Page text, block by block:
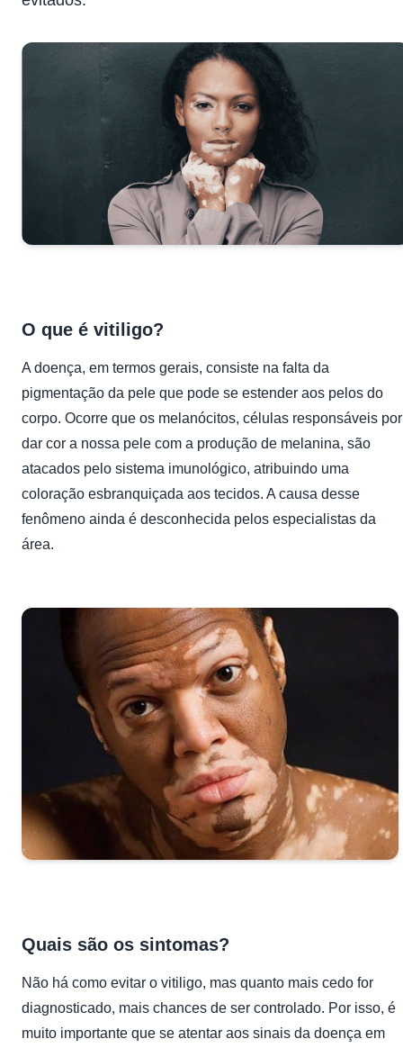
O que é vitiligo?
A doença, em termos gerais, consiste na falta da
pigmentação da pele que pode se estender aos pelos do
corpo. Ocorre que os melanócitos, células responsáveis por
dar cor a nossa pele com a produção de melanina, são
atacados pelo sistema imunológico, atribuindo uma
coloração esbranquiçada aos tecidos. A causa desse
fenômeno ainda é desconhecida pelos especialistas da
área.
Quais são os sintomas?
Não há como evitar o vitiligo, mas quanto mais cedo for
diagnosticado, mais chances de ser controlado. Por isso, é
muito importante que se atentar aos sinais da doença em